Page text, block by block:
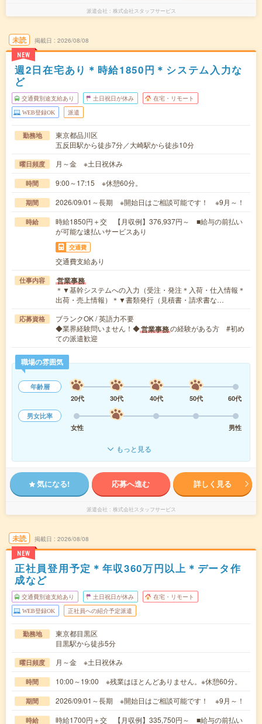
派遣会社 株式会社スタッフサービス
未読
NEW
掲載日 2026/08/08
週2日在宅あり＊時給1850円＊システム入力な
ど
交通費別途支給あり 土日祝日が休み 在宅・リモート
WEB登録OK 派遣
勤務地
東京都品川区
五反田駅から徒歩7分／大崎駅から徒歩10分
曜日頻度 月～金 ※土日祝休み
時間 9:00～17:15 ※休憩60分。
期間 2026/09/01～長期 ※開始日はご相談可能です！ ※9月～！
時給
時給1850円＋交 【月収例】376,937円～ ■給与の前払い
が可能な速払いサービスあり
交通費
交通費支給あり
仕事内容 営業事務
＊▼基幹システムへの入力（受注・発注＊入荷・仕入情報＊
出荷・売上情報）＊▼書類発行（見積書・請求書な…
応募資格
ブランクOK / 英語力不要
◆業界経験問いません！◆営業事務の経験がある方 #初め
ての派遣歓迎
職場の雰囲気
年齢層
20代
30代 40代 50代
60代
男女比率
女性
男性
もっと見る
気になる! 応募へ進む 詳しく見る
派遣会社 株式会社スタッフサービス
未読
NEW
掲載日 2026/08/08
正社員登用予定＊年収360万円以上＊データ作
成など
交通費別途支給あり 土日祝日が休み 在宅・リモート
WEB登録OK 正社員への紹介予定派遣
勤務地
東京都目黒区
目黒駅から徒歩5分
曜日頻度 月～金 ※土日祝休み
時間 10:00～19:00 ※残業はほとんどありません。※休憩60分。
期間 2026/09/01～長期 ※開始日はご相談可能です！ ※9月～！
時給 時給1700円＋交 【月収例】335,750円～ ■給与の前払い